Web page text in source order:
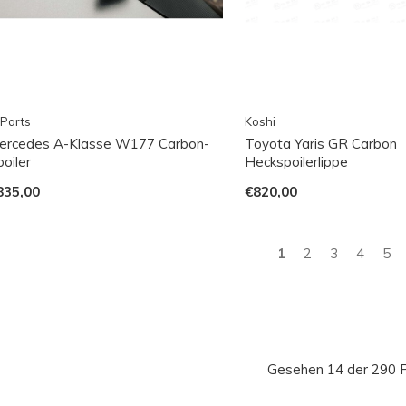
A-Klasse W177 Carbon-
Koshi
Toyota Yaris GR Carbon
Heckspoilerlippe
€820,00
1 2 3 4 5
Gesehen 14 der 290